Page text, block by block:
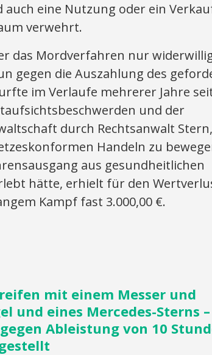
eine Nutzung oder ein
verwehrt.
das Mordverfahren nur
gegen die Auszahlung des
im Verlaufe mehrerer Jahre
und der
durch Rechtsanwalt
Handeln zu
aus gesundheitlichen
hätte, erhielt für den
Kampf fast 3.000,00 €.
mit einem Messer und
und eines Mercedes-Sterns –
Ableistung von 10